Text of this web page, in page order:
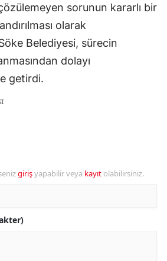
çözülemeyen sorunun kararlı bir
olarak
Belediyesi, sürecin
dolayı
getirdi.
girişyapabilir veya kayıt olabilirsiniz.